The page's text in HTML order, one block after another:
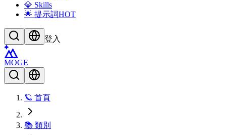
💎 Skills
🌟 提示詞HOT
登入
MOGE
🪐 首頁
📚 類別